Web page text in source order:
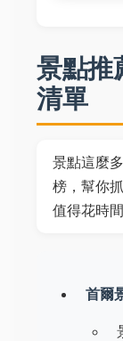
景點推
清單
景點這麼
榜，幫你
值得花時間
首爾